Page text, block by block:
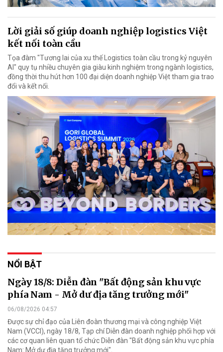
Lời giải số giúp doanh nghiệp logistics Việt
kết nối toàn cầu
Tọa đàm "Tương lai của xu thế Logistics toàn cầu trong kỷ nguyên
AI" quy tụ nhiều chuyên gia giàu kinh nghiệm trong ngành logistics,
đồng thời thu hút hơn 100 đại diện doanh nghiệp Việt tham gia trao
đổi và kết nối.
NỔI BẬT
Ngày 18/8: Diễn đàn "Bất động sản khu vực
phía Nam - Mở dư địa tăng trưởng mới"
06/08/2026 04:57
Được sự chỉ đạo của Liên đoàn thương mại và công nghiệp Việt
Nam (VCCI), ngày 18/8, Tạp chí Diễn đàn doanh nghiệp phối hợp với
các cơ quan liên quan tổ chức Diễn đàn "Bất động sản khu vực phía
Nam: Mở dư địa tăng trưởng mới".